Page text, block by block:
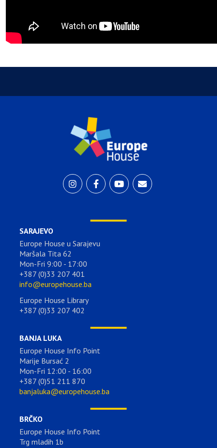
SARAJEVO
Europe House u Sarajevu
Maršala Tita 62
Mon-Fri 9:00 - 17:00
+387 (0)33 207 401
info@europehouse.ba
Europe House Library
+387 (0)33 207 402
BANJA LUKA
Europe House Info Point
Marije Bursać 2
Mon-Fri 12:00 - 16:00
+387 (0)51 211 870
banjaluka@europehouse.ba
BRČKO
Europe House Info Point
Trg mladih 1b